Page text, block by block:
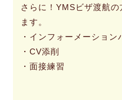
さらに！YMSビザ渡航
ます。
・インフォーメーション
・CV添削
・面接練習